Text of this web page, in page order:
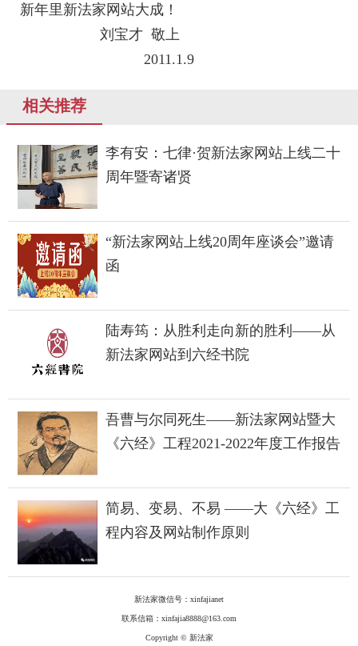
新年里新法家网站大成！
刘宝才 敬上
2011.1.9
相关推荐
李有安：七律·贺新法家网站上线二十
周年暨寄诸贤
“新法家网站上线20周年座谈会”邀请
函
陆寿筠：从胜利走向新的胜利——从
新法家网站到六经书院
吾曹与尔同死生——新法家网站暨大
《六经》工程2021-2022年度工作报告
简易、变易、不易 ——大《六经》工
程内容及网站制作原则
新法家微信号：xinfajianet
联系信箱：xinfajia8888@163.com
Copyright © 新法家